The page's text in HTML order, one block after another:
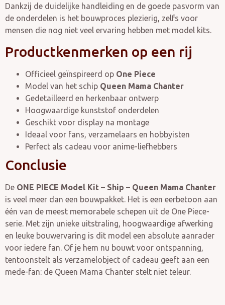
Dankzij de duidelijke handleiding en de goede pasvorm van
de onderdelen is het bouwproces plezierig, zelfs voor
mensen die nog niet veel ervaring hebben met model kits.
Productkenmerken op een rij
Officieel geïnspireerd op One Piece
Model van het schip Queen Mama Chanter
Gedetailleerd en herkenbaar ontwerp
Hoogwaardige kunststof onderdelen
Geschikt voor display na montage
Ideaal voor fans, verzamelaars en hobbyisten
Perfect als cadeau voor anime-liefhebbers
Conclusie
De ONE PIECE Model Kit – Ship – Queen Mama Chanter
is veel meer dan een bouwpakket. Het is een eerbetoon aan
één van de meest memorabele schepen uit de One Piece-
serie. Met zijn unieke uitstraling, hoogwaardige afwerking
en leuke bouwervaring is dit model een absolute aanrader
voor iedere fan. Of je hem nu bouwt voor ontspanning,
tentoonstelt als verzamelobject of cadeau geeft aan een
mede-fan: de Queen Mama Chanter stelt niet teleur.